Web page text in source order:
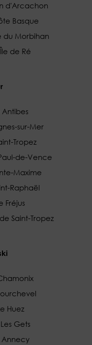
d'Arcachon
Basque
du Morbihan
de Ré
sur-Mer
Tropez
de-Vence
Maxime
Raphaël
Fréjus
Saint-Tropez
Huez
Gets
Annecy